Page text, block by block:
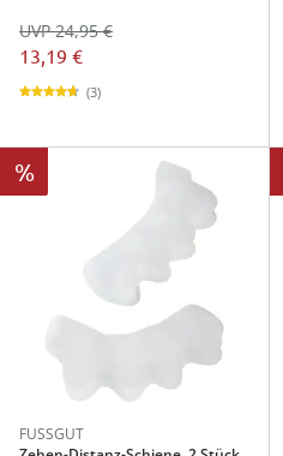
13,19 €
UVP 24,95 €
(3)
%
FUSSGUT